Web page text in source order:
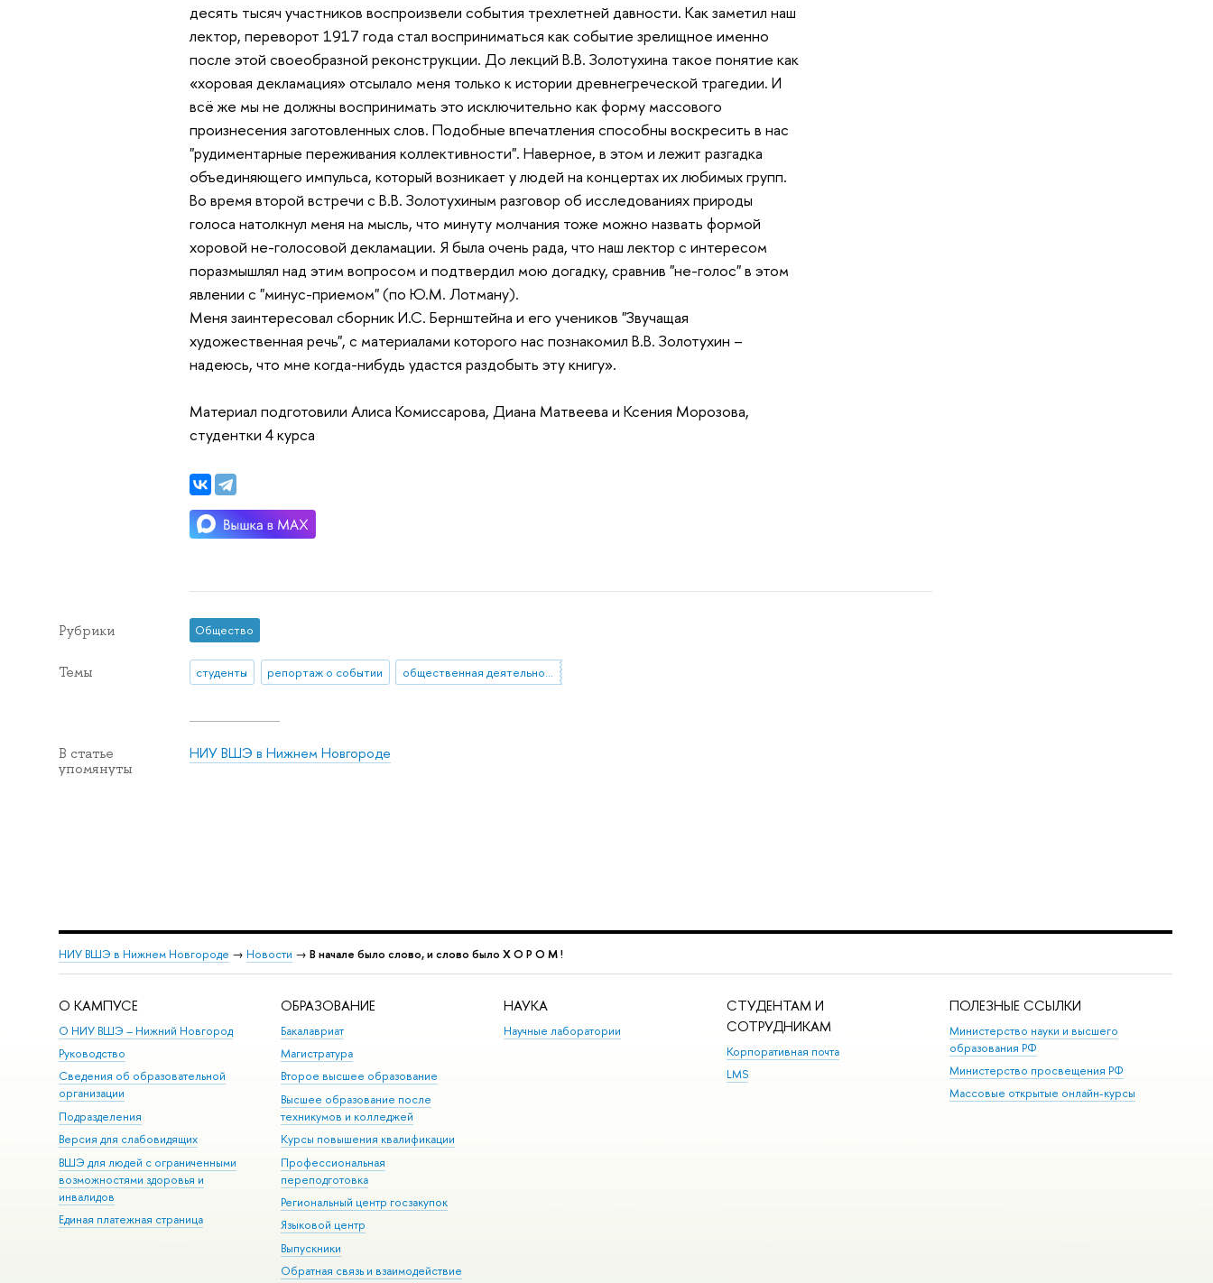
десять тысяч участников воспроизвели события трехлетней давности. Как заметил наш
лектор, переворот 1917 года стал восприниматься как событие зрелищное именно
после этой своеобразной реконструкции. До лекций В.В. Золотухина такое понятие как
«хоровая декламация» отсылало меня только к истории древнегреческой трагедии. И
всё же мы не должны воспринимать это исключительно как форму массового
произнесения заготовленных слов. Подобные впечатления способны воскресить в нас
"рудиментарные переживания коллективности". Наверное, в этом и лежит разгадка
объединяющего импульса, который возникает у людей на концертах их любимых групп.
Во время второй встречи с В.В. Золотухиным разговор об исследованиях природы
голоса натолкнул меня на мысль, что минуту молчания тоже можно назвать формой
хоровой не-голосовой декламации. Я была очень рада, что наш лектор с интересом
поразмышлял над этим вопросом и подтвердил мою догадку, сравнив "не-голос" в этом
явлении с "минус-приемом" (по Ю.М. Лотману).
Меня заинтересовал сборник И.С. Бернштейна и его учеников "Звучащая
художественная речь", с материалами которого нас познакомил В.В. Золотухин –
надеюсь, что мне когда-нибудь удастся раздобыть эту книгу».
Материал подготовили Алиса Комиссарова, Диана Матвеева и Ксения Морозова,
студентки 4 курса
Рубрики Общество
Темы студенты репортаж о событии общественная деятельность
В статье
упомянуты
НИУ ВШЭ в Нижнем Новгороде
НИУ ВШЭ в Нижнем Новгороде → Новости → В начале было слово, и слово было Х О Р О М !
О КАМПУСЕ
О НИУ ВШЭ – Нижний Новгород
Руководство
Сведения об образовательной
организации
Подразделения
Версия для слабовидящих
ВШЭ для людей с ограниченными
возможностями здоровья и
инвалидов
Единая платежная страница
ОБРАЗОВАНИЕ
Бакалавриат
Магистратура
Второе высшее образование
Высшее образование после
техникумов и колледжей
Курсы повышения квалификации
Профессиональная
переподготовка
Региональный центр госзакупок
Языковой центр
Выпускники
Обратная связь и взаимодействие
НАУКА
Научные лаборатории
СТУДЕНТАМ И
СОТРУДНИКАМ
Корпоративная почта
LMS
ПОЛЕЗНЫЕ ССЫЛКИ
Министерство науки и высшего
образования РФ
Министерство просвещения РФ
Массовые открытые онлайн-курсы